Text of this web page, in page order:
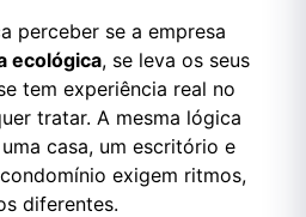
perceber se a empresa
ecológica, se leva os seus
tem experiência real no
tratar. A mesma lógica
casa, um escritório e
exigem ritmos,
diferentes.